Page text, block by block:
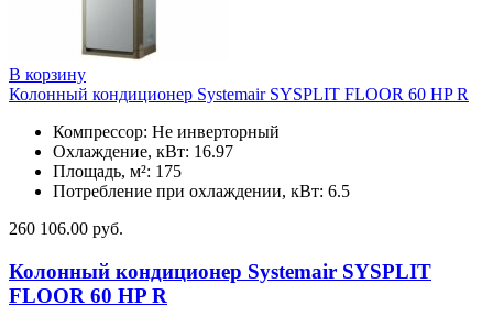
В корзину
Колонный кондиционер Systemair SYSPLIT FLOOR 60 HP R
Компрессор: Не инверторный
Охлаждение, кВт: 16.97
Площадь, м²: 175
Потребление при охлаждении, кВт: 6.5
260 106.00 руб.
Колонный кондиционер Systemair SYSPLIT
FLOOR 60 HP R